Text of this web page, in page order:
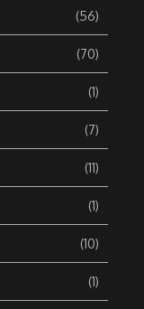
(56)
(70)
(1)
(7)
(11)
(1)
(10)
(1)